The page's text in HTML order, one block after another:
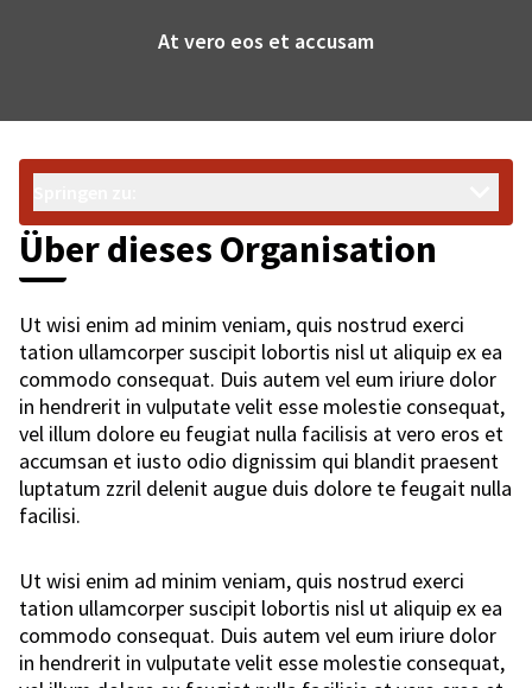
At vero eos et accusam
Über dieses Organisation
Ut wisi enim ad minim veniam, quis nostrud exerci
tation ullamcorper suscipit lobortis nisl ut aliquip ex ea
commodo consequat. Duis autem vel eum iriure dolor
in hendrerit in vulputate velit esse molestie consequat,
vel illum dolore eu feugiat nulla facilisis at vero eros et
accumsan et iusto odio dignissim qui blandit praesent
luptatum zzril delenit augue duis dolore te feugait nulla
facilisi.
Ut wisi enim ad minim veniam, quis nostrud exerci
tation ullamcorper suscipit lobortis nisl ut aliquip ex ea
commodo consequat. Duis autem vel eum iriure dolor
in hendrerit in vulputate velit esse molestie consequat,